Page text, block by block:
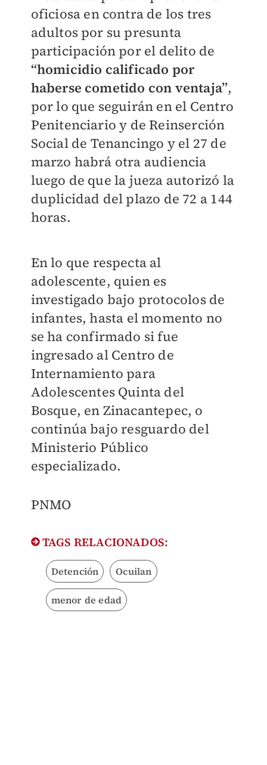
oficiosa en contra de los tres
adultos por su presunta
participación por el delito de
“homicidio calificado por
haberse cometido con ventaja”,
por lo que seguirán en el Centro
Penitenciario y de Reinserción
Social de Tenancingo y el 27 de
marzo habrá otra audiencia
luego de que la jueza autorizó la
duplicidad del plazo de 72 a 144
horas.
En lo que respecta al
adolescente, quien es
investigado bajo protocolos de
infantes, hasta el momento no
se ha confirmado si fue
ingresado al Centro de
Internamiento para
Adolescentes Quinta del
Bosque, en Zinacantepec, o
continúa bajo resguardo del
Ministerio Público
especializado.
PNMO
TAGS RELACIONADOS:
Detención Ocuilan
menor de edad